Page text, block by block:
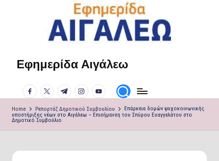
Εφημερίδα Αιγάλεω
φωνή
σου!
facebook.com
twitter.com
t.me instagram.com
youtube.com
Home Ρεπορτάζ Δημοτικού Συμβουλίου
Επάρκεια δομών ψυχοκοινωνικής
υποστήριξης νέων στο Αιγάλεω – Επισήμανση του Σπύρου Ευαγγελάτου στο
Δημοτικό Συμβούλιο